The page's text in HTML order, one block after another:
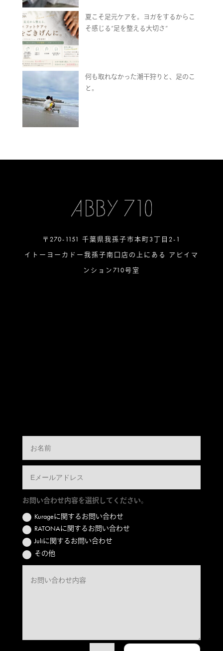
夏こそ足元ケアを。ヨガをするからこ
そ感じる“足を整える大切さ”
何も取れなかった潮干狩りと、足のこ
と。
〒270-1151 千葉県我孫子市本町3丁目2-1
イトーヨーカドー我孫子南口店の上にある アビイマ
ンション710号室
お問い合わせ内容を選択してください。
Kurageに関するお問い合わせ
RATONAに関するお問い合わせ
Juliに関するお問い合わせ
その他